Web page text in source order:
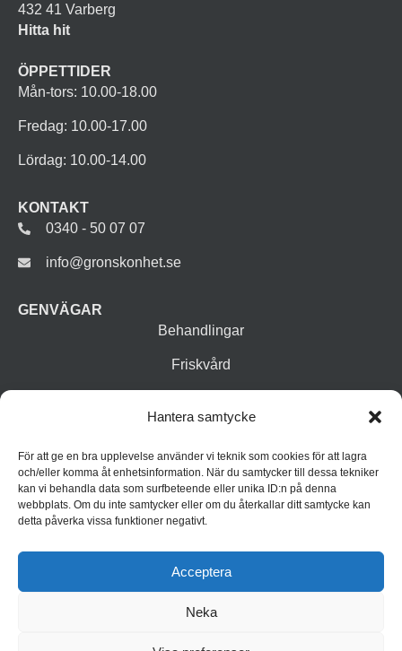
Hantera samtycke
För att ge en bra upplevelse använder vi teknik som cookies för att lagra
och/eller komma åt enhetsinformation. När du samtycker till dessa tekniker
kan vi behandla data som surfbeteende eller unika ID:n på denna
webbplats. Om du inte samtycker eller om du återkallar ditt samtycke kan
detta påverka vissa funktioner negativt.
Acceptera
Neka
432 41 Varberg
Hitta hit
ÖPPETTIDER
Mån-tors: 10.00-18.00
Fredag: 10.00-17.00
Lördag: 10.00-14.00
KONTAKT
0340 - 50 07 07
info@gronskonhet.se
GENVÄGAR
Behandlingar
Friskvård
Inspiration
Integritetspolicy